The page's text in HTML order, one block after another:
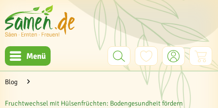
Menü
Blog
Fruchtwechsel mit Hülsenfrüchten: Bodengesundheit fördern